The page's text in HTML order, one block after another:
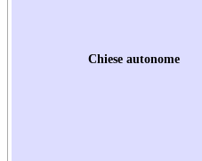
Chiese autonome